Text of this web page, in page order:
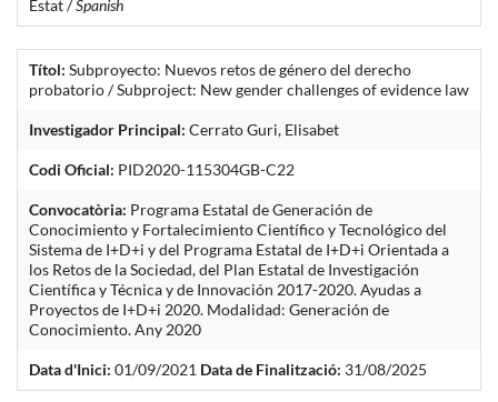
Estat /Spanish
Títol: Subproyecto: Nuevos retos de género del derecho
probatorio / Subproject: New gender challenges of evidence law
Investigador Principal: Cerrato Guri, Elisabet
Codi Oficial: PID2020-115304GB-C22
Convocatòria: Programa Estatal de Generación de
Conocimiento y Fortalecimiento Científico y Tecnológico del
Sistema de I+D+i y del Programa Estatal de I+D+i Orientada a
los Retos de la Sociedad, del Plan Estatal de Investigación
Científica y Técnica y de Innovación 2017-2020. Ayudas a
Proyectos de I+D+i 2020. Modalidad: Generación de
Conocimiento. Any 2020
Data d'Inici: 01/09/2021 Data de Finalització: 31/08/2025